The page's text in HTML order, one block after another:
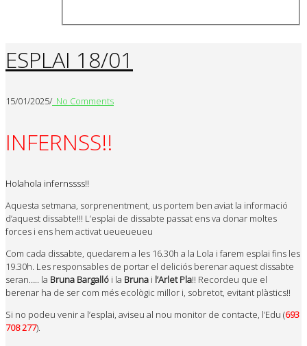
ESPLAI 18/01
15/01/2025/ No Comments
INFERNSS!!
Holahola infernssss!!
Aquesta setmana, sorprenentment, us portem ben aviat la informació
d’aquest dissabte!!! L’esplai de dissabte passat ens va donar moltes
forces i ens hem activat ueueueueu
Com cada dissabte, quedarem a les 16.30h a la Lola i farem esplai fins les
19.30h. Les responsables de portar el deliciós berenar aquest dissabte
seran….. la Bruna Bargalló i la Bruna i l’Arlet Pla!! Recordeu que el
berenar ha de ser com més ecològic millor i, sobretot, evitant plàstics!!
Si no podeu venir a l’esplai, aviseu al nou monitor de contacte, l’Edu (693
708 277).